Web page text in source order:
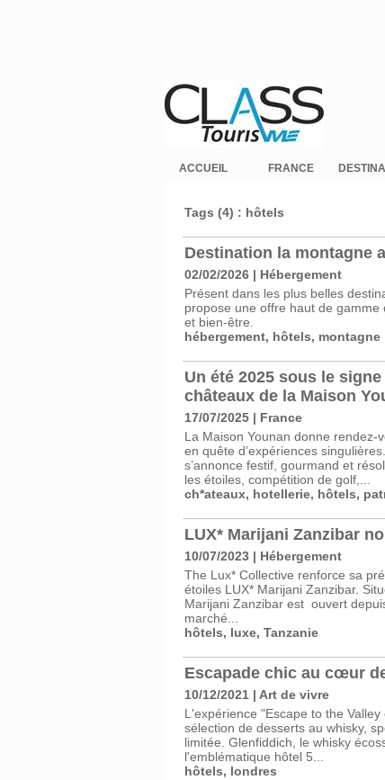
ACCUEIL FRANCE
Tags (4) : hôtels
Destination la montagne
02/02/2026| Hébergement
Présent dans les plus belles
propose une offre haut de gamme
et bien-être.
hébergement, hôtels, montagne
Un été 2025 sous le
châteaux de la Maison
17/07/2025| France
La Maison Younan donne
en quête d’expériences
s’annonce festif, gourmand et
les étoiles, compétition de golf,...
ch*ateaux, hotellerie, hôtels,
LUX* Marijani Zanzibar
10/07/2023| Hébergement
The Lux* Collective renforce sa
étoiles LUX* Marijani Zanzibar.
Marijani Zanzibar est ouvert
marché...
hôtels, luxe, Tanzanie
Escapade chic au cœur
10/12/2021| Art de vivre
L'expérience "Escape to the
sélection de desserts au whisky,
limitée. Glenfiddich, le whisky
l'emblématique hôtel 5...
hôtels, londres